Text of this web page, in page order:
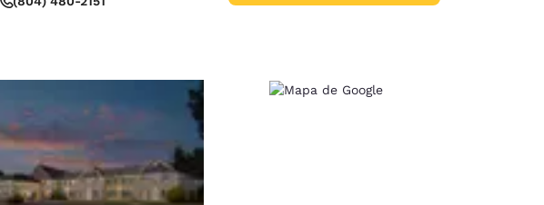
France
English